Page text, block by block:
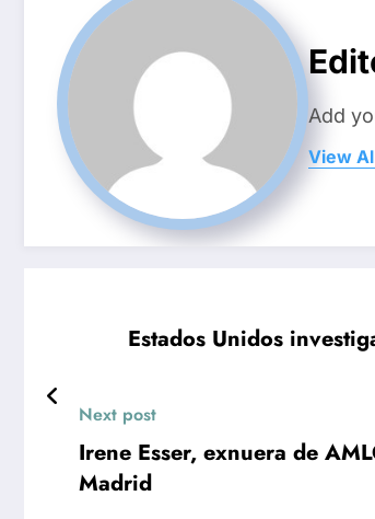
Add
View
Estados Unidos
Next post
Irene Esser, exnuera de
Madrid